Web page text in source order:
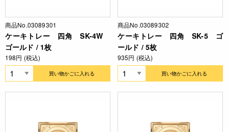
商品No.03089301
ケーキトレー 四角 SK-4W
ゴールド / 1枚
198円 (税込)
買い物かごに入れる
商品No.03089302
ケーキトレー 四角 SK-5 ゴ
ールド / 5枚
935円 (税込)
買い物かごに入れる